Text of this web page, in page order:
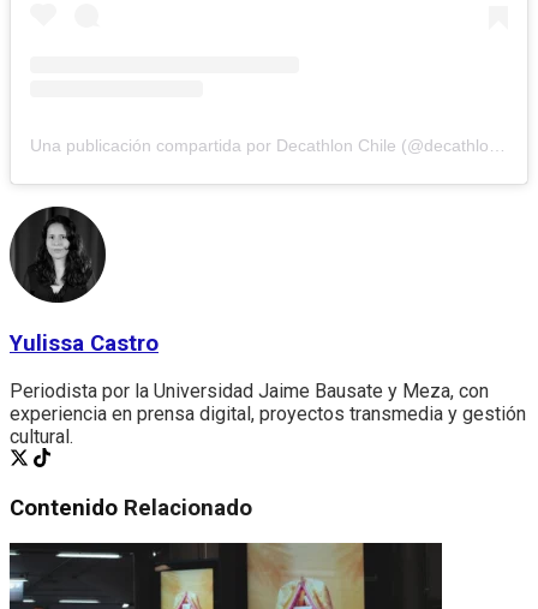
Una publicación compartida por Decathlon Chile (@decathlon_chile)
Yulissa Castro
Periodista por la Universidad Jaime Bausate y Meza, con
experiencia en prensa digital, proyectos transmedia y gestión
cultural.
Contenido Relacionado